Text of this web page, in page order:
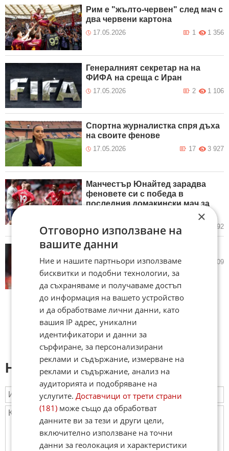
Рим е "жълто-червен" след мач с
два червени картона
17.05.2026 1 356
1
Генералният секретар на на
ФИФА на среща с Иран
17.05.2026 1 106
2
Спортна журналистка спря дъха
на своите фенове
17.05.2026 3 927
17
Манчестър Юнайтед зарадва
феновете си с победа в
последния домакински мач за
17.05.2026 1 292
Милан най-после надигна глава
17.05.2026 1 109
Напиши коментар:
×
Отговорно използване на
вашите данни
Ние и нашите партньори използваме
бисквитки и подобни технологии, за
да съхраняваме и получаваме достъп
до информация на вашето устройство
и да обработваме лични данни, като
вашия IP адрес, уникални
идентификатори и данни за
сърфиране, за персонализирани
реклами и съдържание, измерване на
реклами и съдържание, анализ на
аудиторията и подобряване на
услугите.Доставчици от трети страни
(181) може също да обработват
данните ви за тези и други цели,
включително използване на точни
данни за геолокация и характеристики